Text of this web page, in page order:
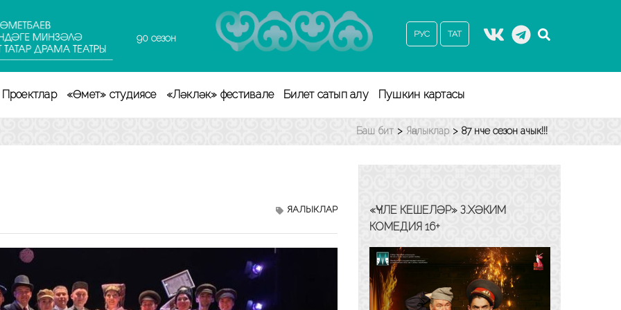
90 сезон РУС ТАТ
Проектлар «Өмет» студиясе «Ләкләк» фестивале Билет сатып алу Пушкин картасы
Баш бит > Яңалыклар > 87 нче сезон ачык!!!
ЯҢАЛЫКЛАР
«ҮЧЛЕ КЕШЕЛӘР» З.ХӘКИМ
КОМЕДИЯ 16+